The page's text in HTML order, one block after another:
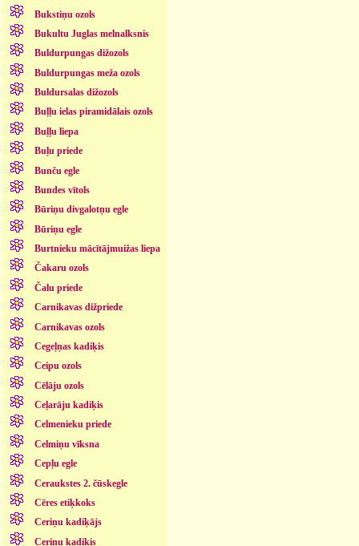
Bukstiņu ozols
Bukultu Juglas melnalksnis
Buldurpungas dižozols
Buldurpungas meža ozols
Buldursalas dižozols
Buļļu ielas piramidālais ozols
Buļļu liepa
Buļu priede
Bunču egle
Bundes vītols
Būriņu divgalotņu egle
Būriņu egle
Burtnieku mācītājmuižas liepa
Čakaru ozols
Čalu priede
Carnikavas dižpriede
Carnikavas ozols
Cegeļņas kadiķis
Ceipu ozols
Cēlāju ozols
Ceļarāju kadiķis
Celmenieku priede
Celmiņu vīksna
Cepļu egle
Ceraukstes 2. čūskegle
Cēres etiķkoks
Ceriņu kadiķājs
Ceriņu kadiķis